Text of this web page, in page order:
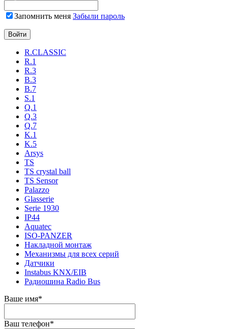
Запомнить меня Забыли пароль
R.CLASSIC
R.1
R.3
B.3
B.7
S.1
Q.1
Q.3
Q.7
K.1
K.5
Arsys
TS
TS crystal ball
TS Sensor
Palazzo
Glasserie
Serie 1930
IP44
Aquatec
ISO-PANZER
Накладной монтаж
Механизмы для всех серий
Датчики
Instabus KNX/EIB
Радиошина Radio Bus
Ваше имя*
Ваш телефон*